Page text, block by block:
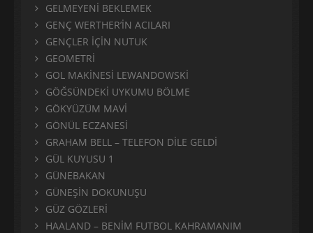
GELMEYENİ BEKLEMEK
GENÇ WERTHER’İN ACILARI
GENÇLER İÇİN NUTUK
GEOMETRİ
GOL MAKİNESİ LEWANDOWSKİ
GÖĞSÜNDEKİ UYKUMU BÖLME
GÖKYÜZÜM MAVİ
GÖNÜL ECZANESİ
GRAHAM BELL – TELEFON DİLE GELDİ
GÜL KUYUSU 1
GÜNEBAKAN
GÜNEŞİN DOKUNUŞU
GÜZ GÖZLERİ
HAALAND – BENİM FUTBOL KAHRAMANIM